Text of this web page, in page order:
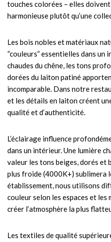
touches colorées – elles
harmonieuse plutôt qu’une
Les bois nobles et matériaux
“couleurs” essentielles dans un
chaudes du chêne, les tons
dorées du laiton patiné
incomparable. Dans notre
et les détails en laiton créent
qualité et d’authenticité.
L’éclairage influence
dans un intérieur. Une lumière
valeur les tons beiges, dorés et
plus froide (4000K+) sublimera
établissement, nous utilisons
couleur selon les espaces et les
créer l’atmosphère la plus
Les textiles de qualité